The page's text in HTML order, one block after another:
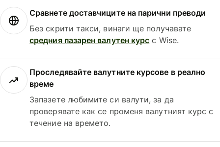
Сравнете доставчиците на парични преводи
Без скрити такси, винаги ще получавате
средния пазарен валутен курс с Wise.
Проследявайте валутните курсове в реално
време
Запазете любимите си валути, за да
проверявате как се променя валутният курс с
течение на времето.